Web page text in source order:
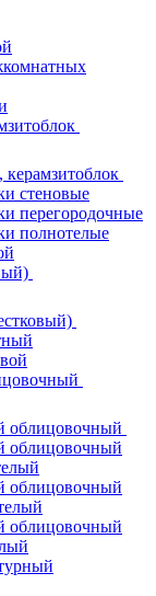
стеновые
перегородочные
полнотелые
облицовочный
облицовочный
облицовочный
облицовочный